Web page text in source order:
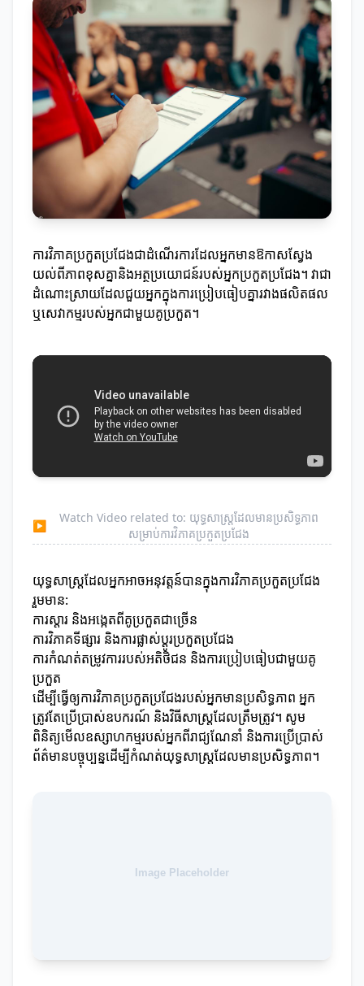
ការវិភាគប្រកួតប្រជែងជាដំណើរការដែលអ្នកមានឱកាសស្វែង
យល់ពីភាពខុសគ្នានិងអត្ថប្រយោជន៍របស់អ្នកប្រកួតប្រជែង។ វាជា
ដំណោះស្រាយដែលជួយអ្នកក្នុងការប្រៀបធៀបគ្នារវាងផលិតផល
ឬសេវាកម្មរបស់អ្នកជាមួយគូប្រកួត។
▶
Watch Video related to: យុទ្ធសាស្ត្រដែលមានប្រសិទ្ធភាព
សម្រាប់ការវិភាគប្រកួតប្រជែង
យុទ្ធសាស្ត្រដែលអ្នកអាចអនុវត្តន៍បានក្នុងការវិភាគប្រកួតប្រជែង
រួមមាន:
ការស្តារ និងអង្កេតពីគូប្រកួតជាច្រើន
ការវិភាគទីផ្សារ និងការផ្លាស់ប្ដូរប្រកួតប្រជែង
ការកំណត់តម្រូវការរបស់អតិថិជន និងការប្រៀបធៀបជាមួយគូ
ប្រកួត
ដើម្បីធ្វើឲ្យការវិភាគប្រកួតប្រជែងរបស់អ្នកមានប្រសិទ្ធភាព អ្នក
ត្រូវតែប្រើប្រាស់ឧបករណ៍ និងវិធីសាស្ត្រដែលត្រឹមត្រូវ។ សូម
ពិនិត្យមើលឧស្សាហកម្មរបស់អ្នកពីរាជ្យណែនាំ និងការប្រើប្រាស់
ព័ត៌មានបច្ចុប្បន្នដើម្បីកំណត់យុទ្ធសាស្ត្រដែលមានប្រសិទ្ធភាព។